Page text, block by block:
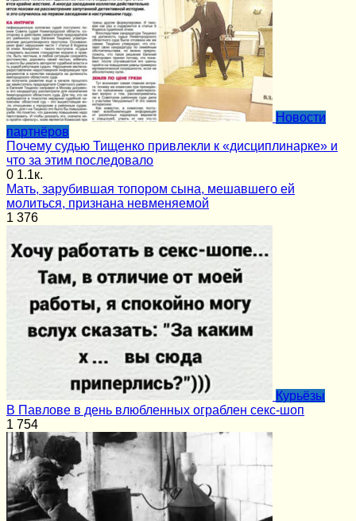
Новости
партнёров
Почему судью Тищенко привлекли к «дисциплинарке» и
что за этим последовало
0 1.1к.
Мать, зарубившая топором сына, мешавшего ей
молиться, признана невменяемой
1 376
Курьёзы
В Павлове в день влюбленных ограблен секс-шоп
1 754